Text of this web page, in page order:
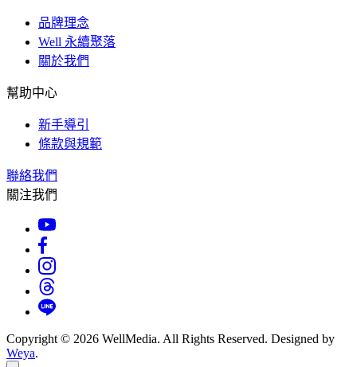
品牌理念
Well 永續聚落
關於我們
幫助中心
新手導引
條款與規範
聯絡我們
關注我們
Copyright © 2026 WellMedia. All Rights Reserved. Designed by
Weya.